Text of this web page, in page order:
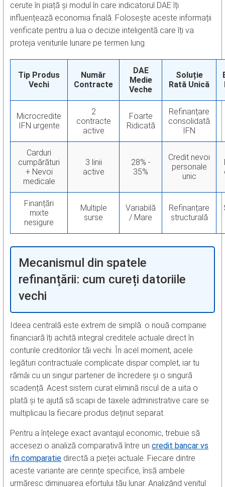
cerute în piață și modul în care indicatorul DAE îți
influențează economia finală. Folosește aceste informații
verificate pentru a lua o decizie inteligentă care îți va
proteja veniturile lunare pe termen lung.
Tip Produs
Vechi
Număr
Contracte
DAE
Medie
Veche
Soluție
Rată Unică
Microcredite
IFN urgente
2
contracte
active
Foarte
Ridicată
Refinanțare
consolidată
IFN
Carduri
cumpărături
+ Nevoi
medicale
3 linii
active
28% -
35%
Credit nevoi
personale
unic
Finanțări
mixte
nesigure
Multiple
surse
Variabilă
/ Mare
Refinanțare
structurală
Mecanismul din spatele
refinanțării: cum cureți datoriile
vechi
Ideea centrală este extrem de simplă: o nouă companie
financiară îți achită integral creditele actuale direct în
conturile creditorilor tăi vechi. În acel moment, acele
legături contractuale complicate dispar complet, iar tu
rămâi cu un singur partener de încredere și o singură
scadență. Acest sistem curat elimină riscul de a uita o
plată și te ajută să scapi de taxele administrative care se
multiplicau la fiecare produs deținut separat.
Pentru a înțelege exact avantajul economic, trebuie să
accesezi o analiză comparativă între uncredit bancar vs
ifn comparatie directă a pieței actuale. Fiecare dintre
aceste variante are cerințe specifice, însă ambele
urmăresc diminuarea efortului tău lunar. Analizând venitul